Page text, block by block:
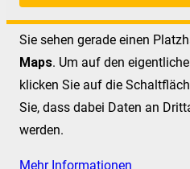
Sie sehen gerade einen
Maps. Um auf den
klicken Sie auf die
Sie, dass dabei Daten an
werden.
Mehr Informationen